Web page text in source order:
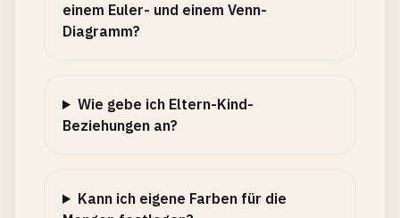
einem Euler- und einem Venn-
Diagramm?
Wie gebe ich Eltern-Kind-
Beziehungen an?
Kann ich eigene Farben für die